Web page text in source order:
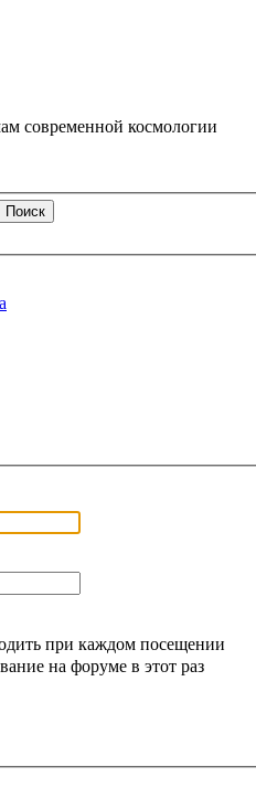
современной космологии
при каждом посещении
на форуме в этот раз